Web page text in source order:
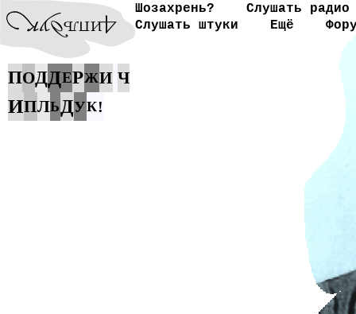
Шозахрень?
Слушать радио
Слушать штуки
Ещё
ПОДДЕРЖИ Ч
ИПЛЬ ДУК!